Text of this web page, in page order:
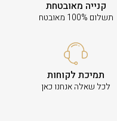
קנייה מאובטחת
תשלום 100% מאובטח
תמיכת לקוחות
לכל שאלה אנחנו כאן